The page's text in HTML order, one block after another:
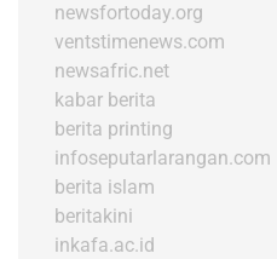
newsfortoday.org
ventstimenews.com
newsafric.net
kabar berita
berita printing
infoseputarlarangan.com
berita islam
beritakini
inkafa.ac.id